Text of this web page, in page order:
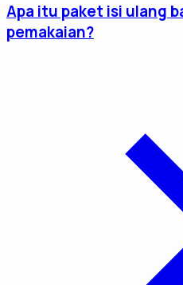
Apa itu paket isi ulang
pemakaian?